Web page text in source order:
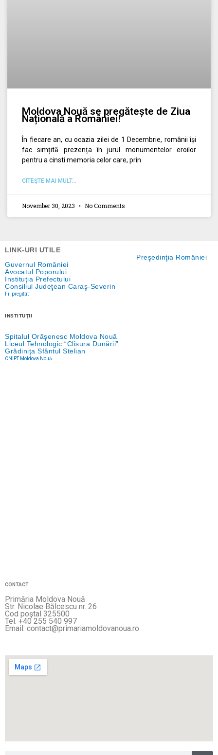
Moldova Nouă se pregătește de Ziua
Națională a României!
În fiecare an, cu ocazia zilei de 1 Decembrie, românii își
fac simțită prezența în jurul monumentelor eroilor
pentru a cinsti memoria celor care, prin
CITEŞTE MAI MULT...
November 30, 2023 No Comments
LINK-URI UTILE
Preşedinţia României
Guvernul României
Avocatul Poporului
Instituţia Prefectului
Consiliul Judeţean Caraş-Severin
Fii pregătit
INSTITUŢII
Spitalul Orăşenesc Moldova Nouă
Liceul Tehnologic “Clisura Dunării”
Grădiniţa Sfântul Stelian
CNIPT Moldova Nouă
CONTACT
Primăria Moldova Nouă
Str. Nicolae Bălcescu nr. 26
Cod poştal 325500
Tel. +40 255 540 997
Email: contact@primariamoldovanoua.ro